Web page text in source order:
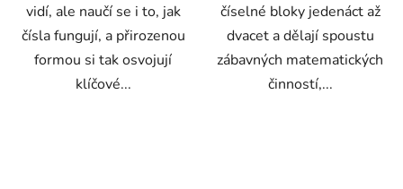
vidí, ale naučí se i to, jak
čísla fungují, a přirozenou
formou si tak osvojují
klíčové...
číselné bloky jedenáct až
dvacet a dělají spoustu
zábavných matematických
činností,...